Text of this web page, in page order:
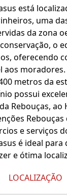
está
uma
da zona
o
oferecendo
aos moradores.
metros da
possui
Rebouças, ao
e serviços
é ideal para
e ótima
LOCALIZAÇÃO